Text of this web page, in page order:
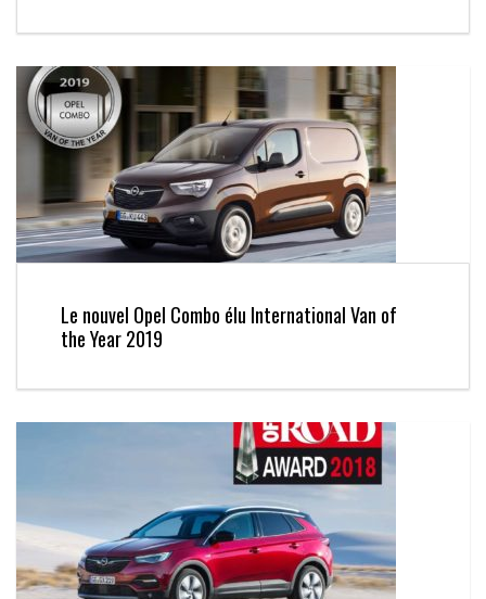
Le nouvel Opel Combo élu International Van of
the Year 2019